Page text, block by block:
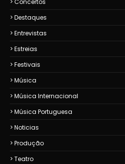
Concertos
Destaques
Entrevistas
Estreias
Festivais
Música
Música Internacional
Música Portuguesa
Noticias
Produção
Teatro